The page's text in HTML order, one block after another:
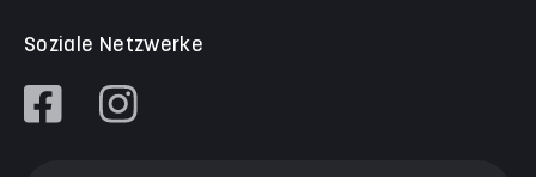
Soziale Netzwerke